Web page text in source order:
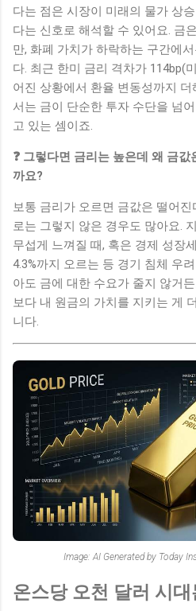
다는 점은 시장이 미래의 물가 상
다는 신호로 해석할 수 있어요. 금
만, 화폐 가치가 하락하는 구간에
다. 최근 한미 금리 격차가 114bp(
어진 상황에서 환율 변동성까지
서는 금이 단순한 투자 수단을 넘
고 있는 셈이죠.
❓ 그렇다면 금리는 높은데 왜 금
까요?
보통 금리가 오르면 금값은 떨어
로는 그렇지 않은 경우도 많아요.
무섭게 느껴질 때, 혹은 경제 성장
4.3%까지 오르는 등 경기 침체 우
아도 금에 대한 수요가 줄지 않거
보다 내 원금의 가치를 지키는 게
니다.
Image: AI Generated by Today
온스당 오천 달러 시